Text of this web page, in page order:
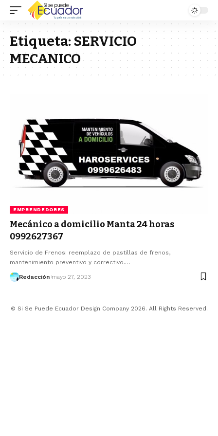
Etiqueta: SERVICIO
MECANICO
EMPRENDEDORES
Mecánico a domicilio Manta 24 horas
0992627367
Servicio de Frenos: reemplazo de pastillas de frenos,
mantenimiento preventivo y correctivo.…
Redacción mayo 27, 2023
© Si Se Puede Ecuador Design Company 2026. All Rights Reserved.